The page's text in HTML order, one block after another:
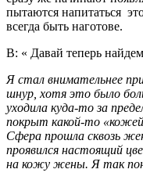
пытаются напитаться
всегда быть наготове.
В: « Давай теперь
Я стал внимательнее
шнур, хотя это было
уходила куда-то за
покрыт какой-то
Сфера прошла сквозь
проявился настоящий
на кожу жены. Я так